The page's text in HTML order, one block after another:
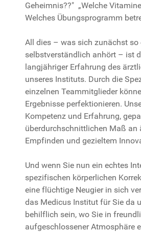
Geheimnis??" „Welche
Welches Übungsprogramm
All dies – was sich zunächst so
selbstverständlich anhört – ist
langjähriger Erfahrung des
unseres Instituts. Durch die
einzelnen Teammitglieder
Ergebnisse perfektionieren.
Kompetenz und Erfahrung,
überdurchschnittlichen Maß an
Empfinden und gezieltem
Und wenn Sie nun ein echtes
spezifischen körperlichen
eine flüchtige Neugier in sich
das Medicus Institut für Sie da
behilflich sein, wo Sie in
aufgeschlossener Atmosphäre